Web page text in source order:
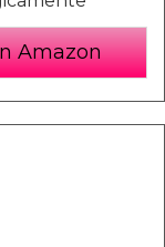
Amazon